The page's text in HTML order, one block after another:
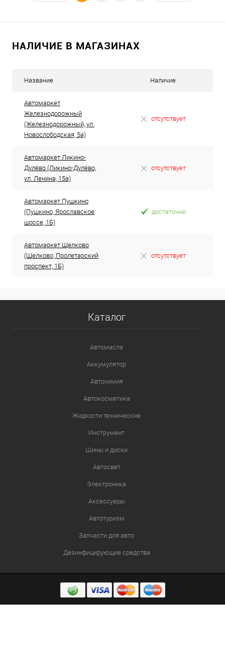
НАЛИЧИЕ В МАГАЗИНАХ
Название Наличие
Автомаркет
Железнодорожный
(Железнодорожный, ул.
Новослободская, 5а)
отсутствует
Автомаркет Ликино-
Дулёво (Ликино-Дулёво,
ул. Ленина, 15а)
отсутствует
Автомаркет Пушкино
(Пушкино, Ярославское
шоссе, 1Б)
достаточно
Автомаркет Щелково
(Щелково, Пролетарский
проспект, 1Б)
отсутствует
Каталог
Автомасла
Аккумулятор
Автохимия
Автокосметика
Жидкости технические
Инструмент
Шины и диски
Автосвет
Электроника
Аксессуары
Автотуризм
Запчасти для авто
Дезинфицирующие средства